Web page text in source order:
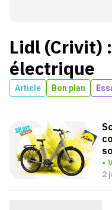
Lidl (Crivit)
électrique
Article Bon plan
2